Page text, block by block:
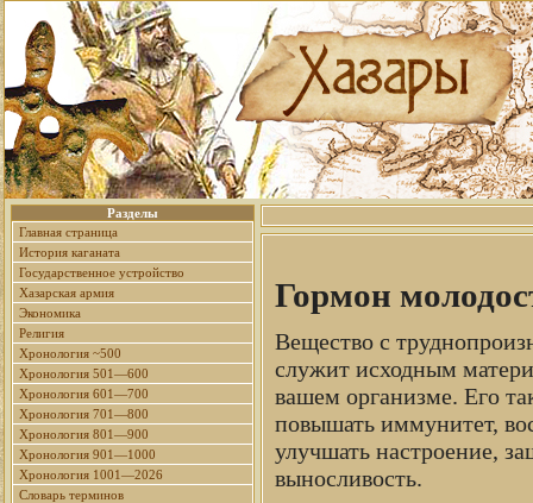
Разделы
Главная страница
История каганата
Государственное устройство
Хазарская армия
Экономика
Религия
Хронология ~500
Хронология 501—600
Хронология 601—700
Хронология 701—800
Хронология 801—900
Хронология 901—1000
Хронология 1001—2026
Словарь терминов
Гормон
Вещество с
служит исходным
вашем организме. Его
повышать иммунитет,
улучшать настроение,
выносливость.